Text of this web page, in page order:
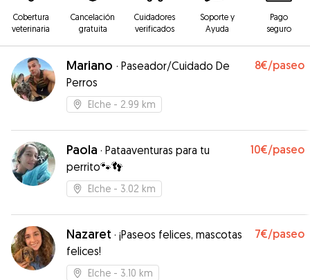
Cobertura
veterinaria
Cancelación
gratuita
Cuidadores
verificados
Soporte y
Ayuda
Pago
seguro
Mariano · Paseador/Cuidado De
Perros
8€/paseo
Elche - 2.99 km
Paola · Pataaventuras para tu
perrito🐾👣
10€/paseo
Elche - 3.02 km
Nazaret · ¡Paseos felices, mascotas
felices!
7€/paseo
Elche - 3.10 km